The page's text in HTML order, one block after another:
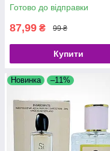
Готово до відправки
87,99 ₴ 99 ₴
Купити
Новинка –11%